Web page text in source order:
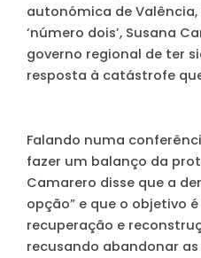
autonómica de Valência,
‘número dois’, Susana
governo regional de ter
resposta à catástrofe
Falando numa
fazer um balanço da
Camarero disse que a
opção” e que o objetivo
recuperação e
recusando abandonar